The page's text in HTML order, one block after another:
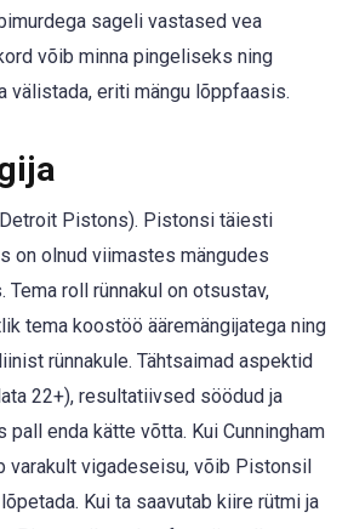
sageli vastased vea
võib minna pingeliseks ning
välistada, eriti mängu lõppfaasis.
Pistons). Pistonsi täiesti
on olnud viimastes mängudes
Tema roll rünnakul on otsustav,
tema koostöö ääremängijatega ning
rünnakule. Tähtsaimad aspektid
22+), resultatiivsed söödud ja
pall enda kätte võtta. Kui Cunningham
varakult vigadeseisu, võib Pistonsil
Kui ta saavutab kiire rütmi ja